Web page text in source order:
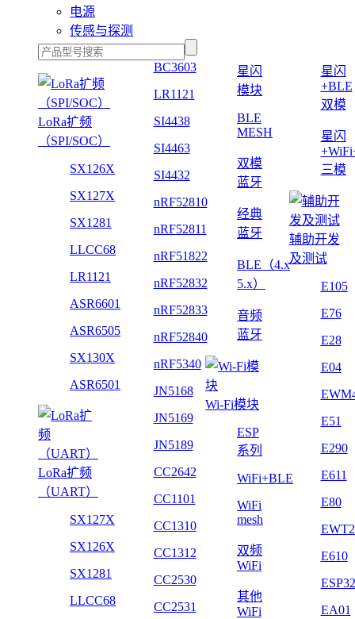
电源
传感与探测
LoRa扩频
（SPI/SOC）
SX126X
SX127X
SX1281
LLCC68
LR1121
ASR6601
ASR6505
SX130X
ASR6501
LoRa扩频
（UART）
SX127X
SX126X
SX1281
LLCC68
BC3603
LR1121
SI4438
SI4463
SI4432
nRF52810
nRF52811
nRF51822
nRF52832
nRF52833
nRF52840
nRF5340
JN5168
JN5169
JN5189
CC2642
CC1101
CC1310
CC1312
CC2530
CC2531
星闪
模块
BLE
MESH
双模
蓝牙
经典
蓝牙
BLE（4.x
5.x）
音频
蓝牙
Wi-Fi模块
ESP
系列
WiFi+BLE
WiFi
mesh
双频
WiFi
其他
WiFi
星闪
+BLE
双模
星闪
三模
辅助开发
及测试
E105
E76
E28
E04
E51
E290
E611
E80
E610
ESP32
EA01